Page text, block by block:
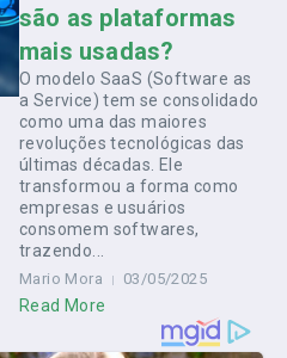
são as plataformas
mais usadas?
O modelo SaaS (Software as
a Service) tem se consolidado
como uma das maiores
revoluções tecnológicas das
últimas décadas. Ele
transformou a forma como
empresas e usuários
consomem softwares,
trazendo...
Mario Mora 03/05/2025
Read More